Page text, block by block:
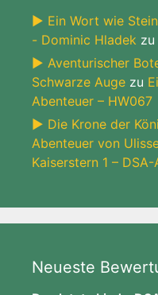
► Ein Wort wie
- Dominic Hladek zu
► Aventurischer
Schwarze Auge zu
Abenteuer – HW067
► Die Krone der
Abenteuer von
Kaiserstern 1 –
Neueste